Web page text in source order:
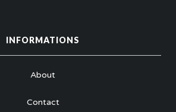
INFORMATIONS
About
Contact